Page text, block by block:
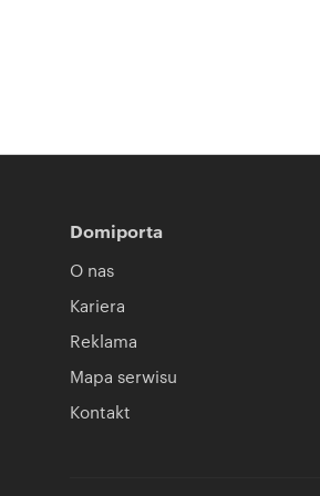
Domiporta
O nas
Kariera
Reklama
Mapa serwisu
Kontakt